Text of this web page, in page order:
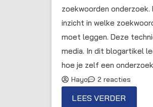
zoekwoorden
inzicht in welke
moet leggen. Deze
media. In dit blogartikel
hoe je zelf een
Hayo 2 reacties
LEES VERDER